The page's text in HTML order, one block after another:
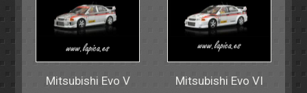
Mitsubishi Evo V
Mitsubishi Evo VI